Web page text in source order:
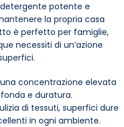
detergente potente e
la propria casa
è perfetto per famiglie,
necessiti di un’azione
concentrazione elevata
e duratura.
di tessuti, superfici dure
in ogni ambiente.